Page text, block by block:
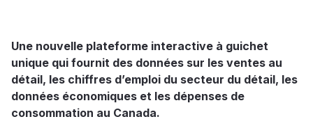
Une nouvelle plateforme interactive à guichet
unique qui fournit des données sur les ventes au
détail, les chiffres d’emploi du secteur du détail, les
données économiques et les dépenses de
consommation au Canada.